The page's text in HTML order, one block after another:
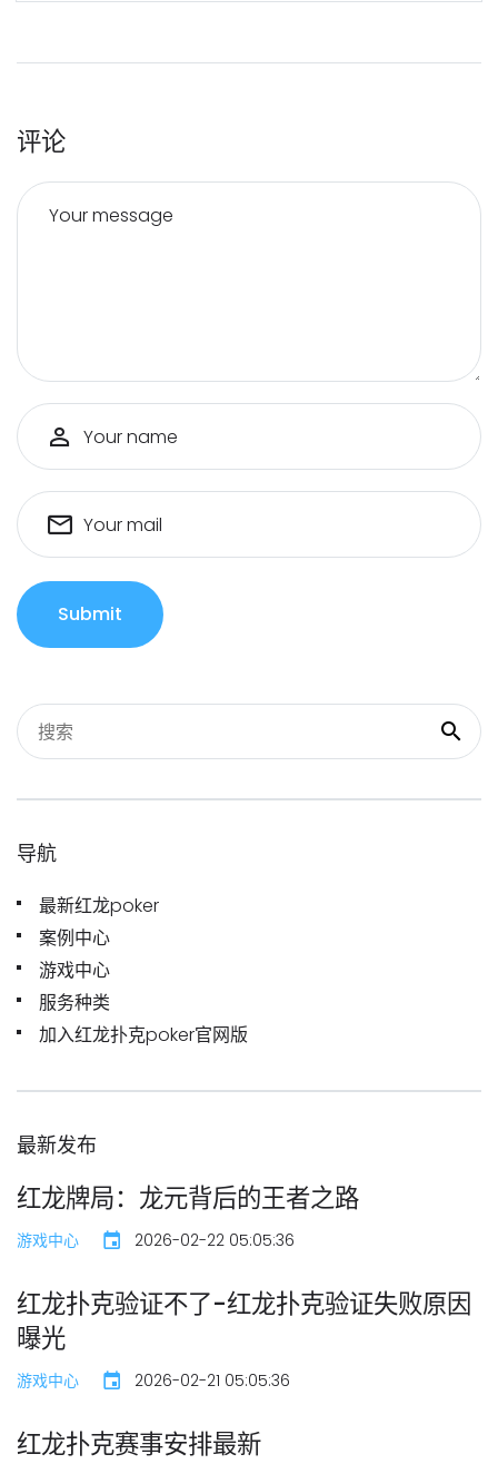
评论
Your message
Your name
Your mail
Submit
导航
最新红龙poker
案例中心
游戏中心
服务种类
加入红龙扑克poker官网版
最新发布
红龙牌局：龙元背后的王者之路
游戏中心 2026-02-22 05:05:36
红龙扑克验证不了-红龙扑克验证失败原因
曝光
游戏中心 2026-02-21 05:05:36
红龙扑克赛事安排最新